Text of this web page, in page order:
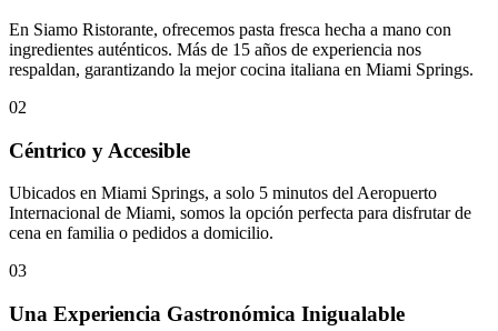
En Siamo Ristorante, ofrecemos pasta fresca hecha a mano con
ingredientes auténticos. Más de 15 años de experiencia nos
respaldan, garantizando la mejor cocina italiana en Miami Springs.
02
Céntrico y Accesible
Ubicados en Miami Springs, a solo 5 minutos del Aeropuerto
Internacional de Miami, somos la opción perfecta para disfrutar de
cena en familia o pedidos a domicilio.
03
Una Experiencia Gastronómica Inigualable